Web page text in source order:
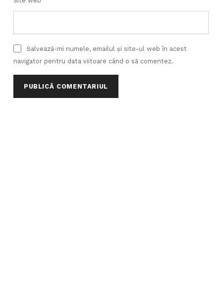
Salvează-mi numele, emailul și site-ul web în acest
navigator pentru data viitoare când o să comentez.